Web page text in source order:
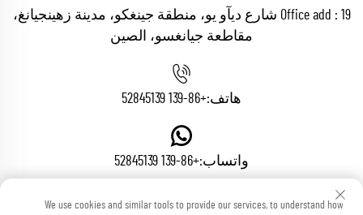
Office add : 19 شارع ديآو يو، منطقة جينغكو، مدينة زهينجيانغ،
مقاطعة جيانغسو، الصين
هاتف:+86-139 52845139
واتساب:+86-139 52845139
We use cookies and similar tools to provide our services, to understand how